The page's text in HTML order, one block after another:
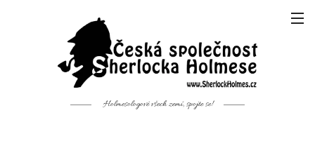
Holmesologové všech zemí, spojte se!